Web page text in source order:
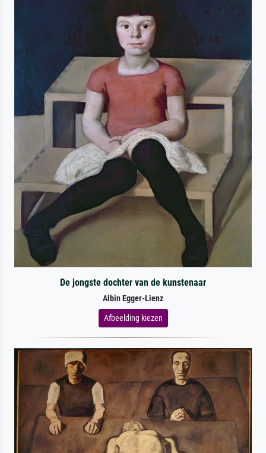
De jongste dochter van de kunstenaar
Albin Egger-Lienz
Afbeelding kiezen